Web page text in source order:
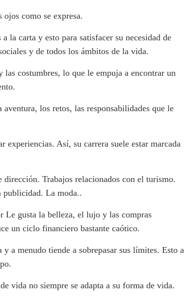
ojos como se expresa.
la carta y esto para satisfacer su necesidad de
y de todos los ámbitos de la vida.
costumbres, lo que le empuja a encontrar un
los retos, las responsabilidades que le
experiencias. Así, su carrera suele estar marcada
Trabajos relacionados con el turismo.
La moda..
Le gusta la belleza, el lujo y las compras
un ciclo financiero bastante caótico.
a menudo tiende a sobrepasar sus límites. Esto a
vida no siempre se adapta a su forma de vida.